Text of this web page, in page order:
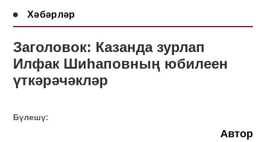
Хәбәрләр
Заголовок: Казанда зурлап
Илфак Шиһаповның юбилеен
үткәрәчәкләр
Бүлешү:
Автор